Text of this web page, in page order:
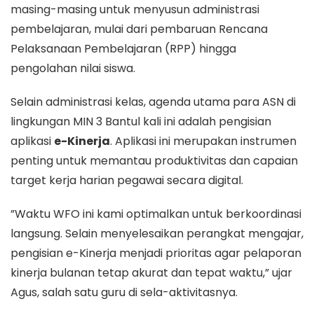
masing-masing untuk menyusun administrasi
pembelajaran, mulai dari pembaruan Rencana
Pelaksanaan Pembelajaran (RPP) hingga
pengolahan nilai siswa.
​Selain administrasi kelas, agenda utama para ASN di
lingkungan MIN 3 Bantul kali ini adalah pengisian
aplikasi e-Kinerja. Aplikasi ini merupakan instrumen
penting untuk memantau produktivitas dan capaian
target kerja harian pegawai secara digital.
​”Waktu WFO ini kami optimalkan untuk berkoordinasi
langsung. Selain menyelesaikan perangkat mengajar,
pengisian e-Kinerja menjadi prioritas agar pelaporan
kinerja bulanan tetap akurat dan tepat waktu,” ujar
Agus, salah satu guru di sela-aktivitasnya.